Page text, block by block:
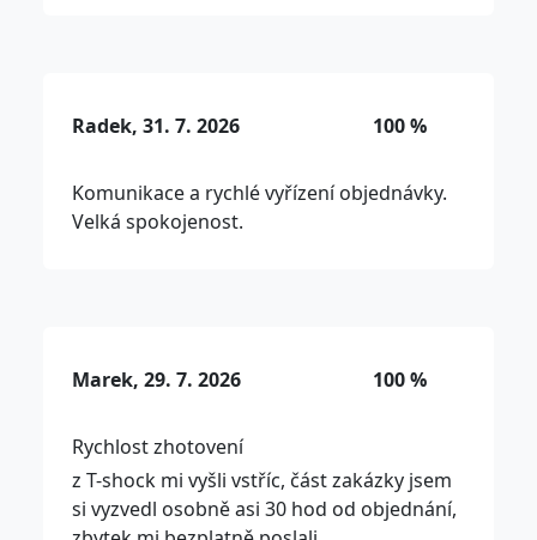
Radek, 31. 7. 2026 100 %
Komunikace a rychlé vyřízení objednávky.
Velká spokojenost.
Marek, 29. 7. 2026 100 %
Rychlost zhotovení
z T-shock mi vyšli vstříc, část zakázky jsem
si vyzvedl osobně asi 30 hod od objednání,